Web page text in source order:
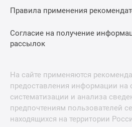
Правила применения
Согласие на получение
рассылок
На сайте применяются
предоставления информации на
систематизации и анализа
предпочтениям пользователей
находящихся на территории